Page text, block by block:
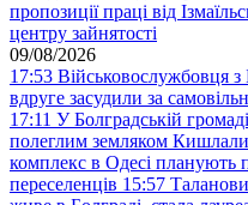
пропозиції праці від
центру зайнятості
09/08/2026
17:53 Військовослужбовця з
вдруге засудили за
17:11 У Болградській
полеглим земляком
комплекс в Одесі планують
переселенців 15:57